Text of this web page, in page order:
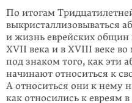
По итогам
выкристаллизовываться
и жизнь еврейских общин
XVII века и в XVIII веке
под знаком того, как эти
начинают относиться к
А относиться они к нему
как относились к евреям